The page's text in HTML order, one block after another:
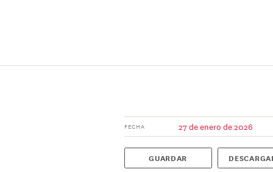
FECHA 27 de enero de 2026
GUARDAR